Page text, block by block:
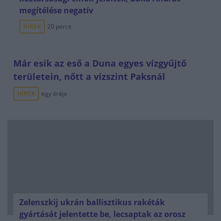
megítélése negatív
HÍREK 20 perce
Már esik az eső a Duna egyes vízgyűjtő
területein, nőtt a vízszint Paksnál
HÍREK egy órája
Zelenszkij ukrán ballisztikus rakéták
gyártását jelentette be, lecsaptak az orosz